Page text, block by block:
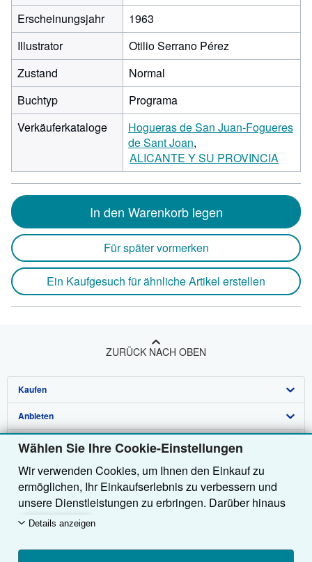
Wählen Sie Ihre Cookie-Einstellungen
Wir verwenden Cookies, um Ihnen den Einkauf zu
ermöglichen, Ihr Einkaufserlebnis zu verbessern und
unsere Dienstleistungen zu erbringen. Darüber hinaus
verwenden wir Cookies, um nachzuvollziehen, wie
Erfassung von Website-Besuchen), sodass wir
Details anzeigen
Erscheinungsjahr
1963
Illustrator
Otilio Serrano Pérez
Zustand
Normal
Buchtyp
Programa
Verkäuferkataloge
Hogueras de San Juan-Fogueres
de Sant Joan
ALICANTE Y SU PROVINCIA
In den Warenkorb legen
Für später vormerken
Ein Kaufgesuch für ähnliche Artikel erstellen
ZURÜCK NACH OBEN
Kaufen
Detailsuche
Sammlungen
Nutzerkonto
Meine Bestellungen
Warenkorb
Anbieten
Verkäufer werden
Partnerprogramm
Empfehlen Sie einen Verkäufer
Über uns
Über uns / Impressum
Presse
Karriere
Datenschutzerklärung
Hilfe
Hilfebereich
Kundenservice
Weitere AbeBooks Unternehmen
AbeBooks.com
AbeBooks.co.uk
AbeBooks folgen